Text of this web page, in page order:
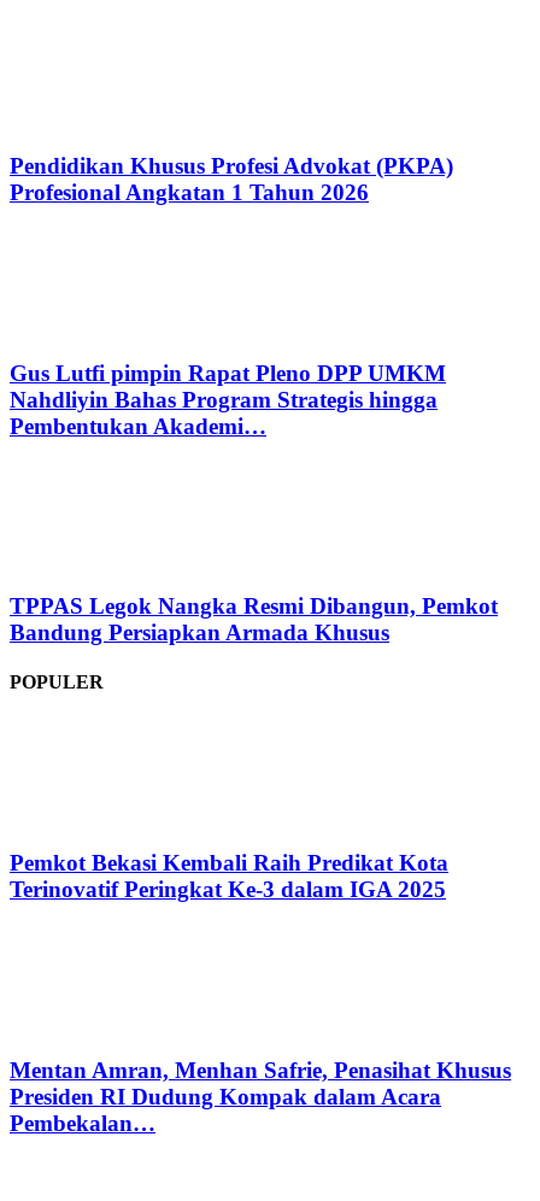
Pendidikan Khusus Profesi Advokat (PKPA)
Profesional Angkatan 1 Tahun 2026
Gus Lutfi pimpin Rapat Pleno DPP UMKM
Nahdliyin Bahas Program Strategis hingga
Pembentukan Akademi…
TPPAS Legok Nangka Resmi Dibangun, Pemkot
Bandung Persiapkan Armada Khusus
POPULER
Pemkot Bekasi Kembali Raih Predikat Kota
Terinovatif Peringkat Ke-3 dalam IGA 2025
Mentan Amran, Menhan Safrie, Penasihat Khusus
Presiden RI Dudung Kompak dalam Acara
Pembekalan…